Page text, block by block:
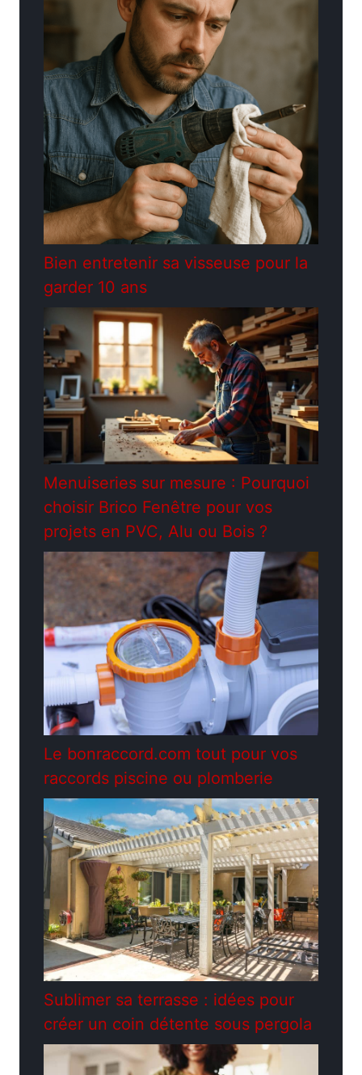
Bien entretenir sa visseuse pour la
garder 10 ans
Menuiseries sur mesure : Pourquoi
choisir Brico Fenêtre pour vos
projets en PVC, Alu ou Bois ?
Le bonraccord.com tout pour vos
raccords piscine ou plomberie
Sublimer sa terrasse : idées pour
créer un coin détente sous pergola